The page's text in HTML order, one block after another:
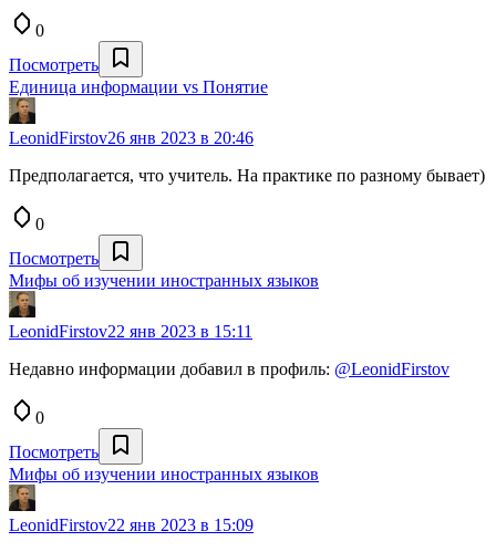
0
Посмотреть
Единица информации vs Понятие
LeonidFirstov26 янв 2023 в 20:46
Предполагается, что учитель. На практике по разному бывает)
0
Посмотреть
Мифы об изучении иностранных языков
LeonidFirstov22 янв 2023 в 15:11
Недавно информации добавил в профиль: @LeonidFirstov
0
Посмотреть
Мифы об изучении иностранных языков
LeonidFirstov22 янв 2023 в 15:09